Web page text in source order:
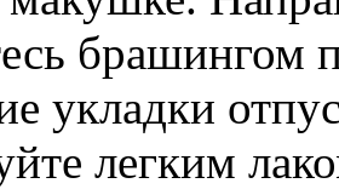
брашингом
укладки
легким